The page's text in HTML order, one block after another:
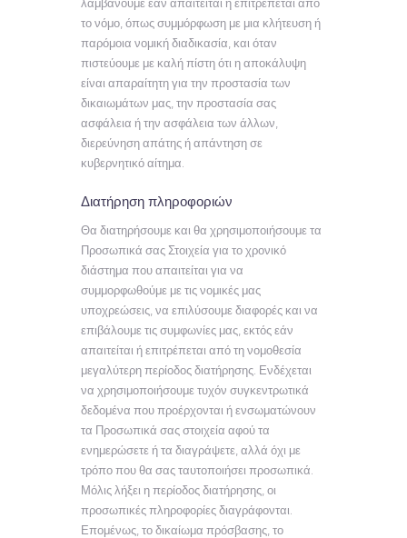
το νόμο, όπως συμμόρφωση με μια κλήτευση ή
παρόμοια νομική διαδικασία, και όταν
πιστεύουμε με καλή πίστη ότι η αποκάλυψη
είναι απαραίτητη για την προστασία των
δικαιωμάτων μας, την προστασία σας
ασφάλεια ή την ασφάλεια των άλλων,
διερεύνηση απάτης ή απάντηση σε
κυβερνητικό αίτημα.
Διατήρηση πληροφοριών
Θα διατηρήσουμε και θα χρησιμοποιήσουμε τα
Προσωπικά σας Στοιχεία για το χρονικό
διάστημα που απαιτείται για να
συμμορφωθούμε με τις νομικές μας
υποχρεώσεις, να επιλύσουμε διαφορές και να
επιβάλουμε τις συμφωνίες μας, εκτός εάν
απαιτείται ή επιτρέπεται από τη νομοθεσία
μεγαλύτερη περίοδος διατήρησης. Ενδέχεται
να χρησιμοποιήσουμε τυχόν συγκεντρωτικά
δεδομένα που προέρχονται ή ενσωματώνουν
τα Προσωπικά σας στοιχεία αφού τα
ενημερώσετε ή τα διαγράψετε, αλλά όχι με
τρόπο που θα σας ταυτοποιήσει προσωπικά.
Μόλις λήξει η περίοδος διατήρησης, οι
προσωπικές πληροφορίες διαγράφονται.
Επομένως, το δικαίωμα πρόσβασης, το